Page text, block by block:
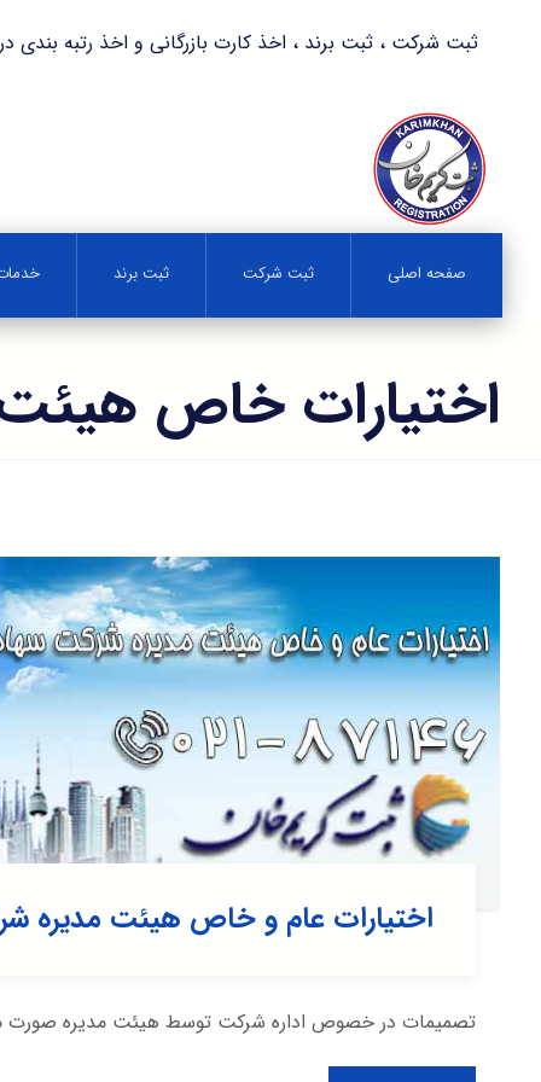
ثبت شرکت ، ثبت برند ، اخذ کارت بازرگانی و اخذ رتبه بندی در کمترین
صفحه اصلی ثبت شرکت ثبت برند
اختیارات خاص
اختیارات عام و خاص هیئت مدیره
تصمیمات در خصوص اداره شرکت توسط هیئت مدیره صورت می